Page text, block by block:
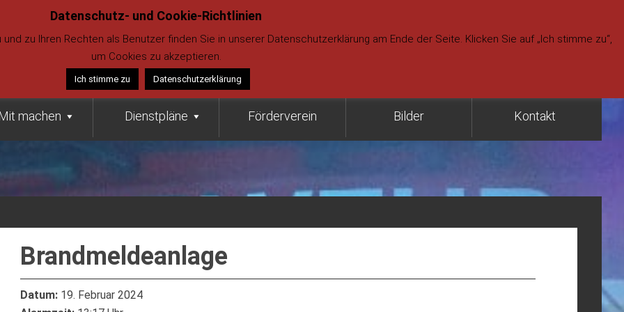
02734 42849-55 /-56 (Gerätehaus Telefon)
Mit machen Dienstpläne Förderverein Bilder Kontakt
Brandmeldeanlage
Datum: 19. Februar 2024
Datenschutz- und Cookie-Richtlinien
zu Ihren Rechten als Benutzer finden Sie in unserer Datenschutzerklärung am Ende der Seite. Klicken Sie auf „Ich stimme zu“,
um Cookies zu akzeptieren.
Ich stimme zu Datenschutzerklärung